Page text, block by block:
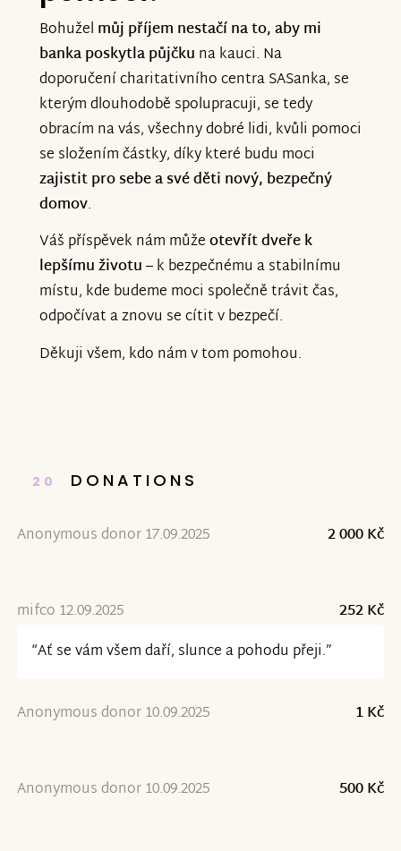
Bohužel můj příjem nestačí na to, aby mi
banka poskytla půjčku na kauci. Na
doporučení charitativního centra SASanka, se
kterým dlouhodobě spolupracuji, se tedy
obracím na vás, všechny dobré lidi, kvůli pomoci
se složením částky, díky které budu moci
zajistit pro sebe a své děti nový, bezpečný
domov.
Váš příspěvek nám můžeotevřít dveře k
lepšímu životu– k bezpečnému a stabilnímu
místu, kde budeme moci společně trávit čas,
odpočívat a znovu se cítit v bezpečí.
Děkuji všem, kdo nám v tom pomohou.
20 DONATIONS
Anonymous donor 17.09.2025 2 000 Kč
mifco 12.09.2025
252 Kč
“Ať se vám všem daří, slunce a pohodu přeji.”
Anonymous donor 10.09.2025 1 Kč
Anonymous donor 10.09.2025 500 Kč